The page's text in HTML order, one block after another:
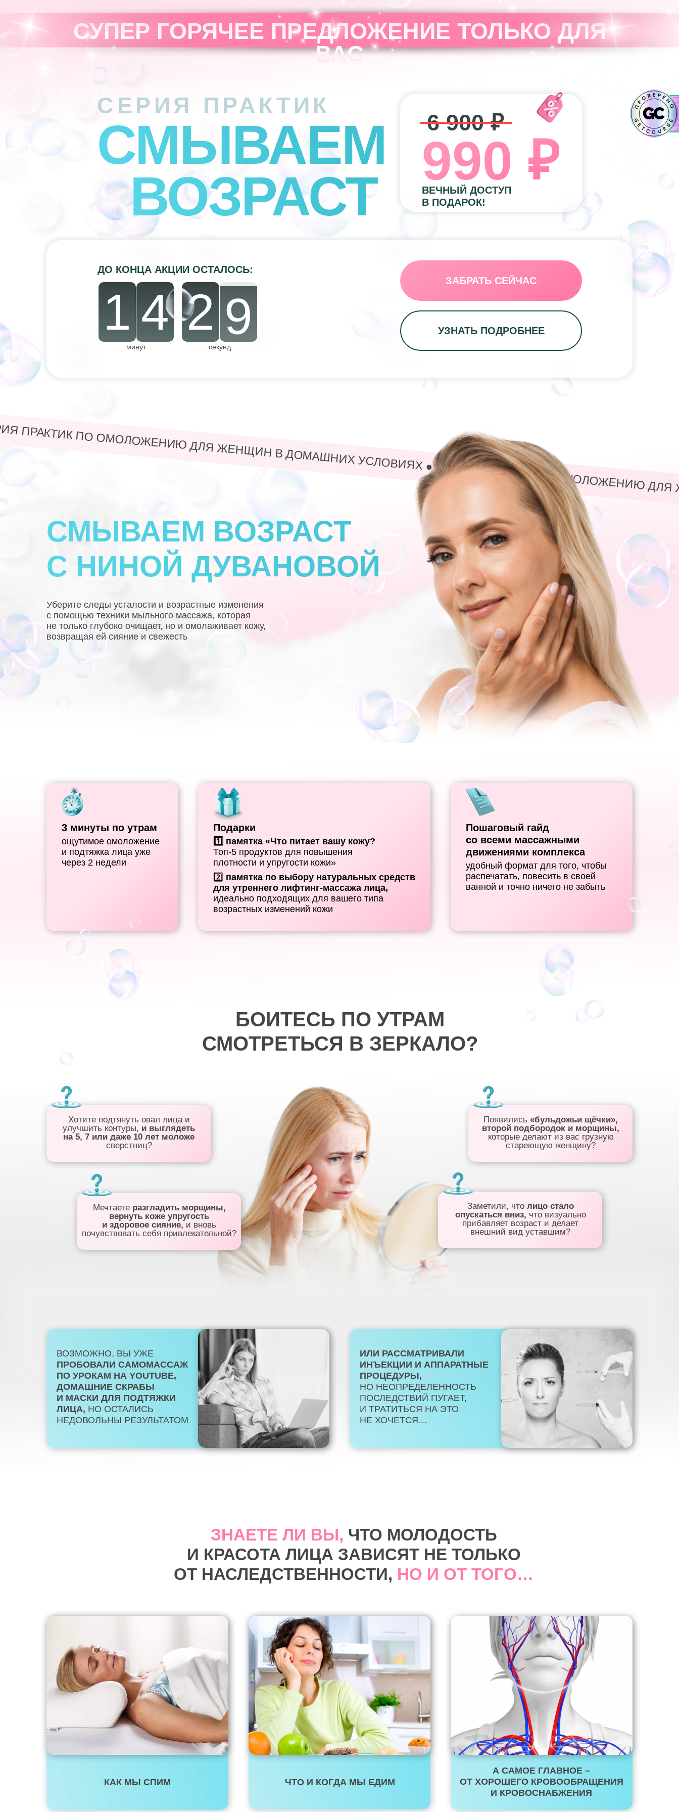
ВОЗРАСТ
СМЫВАЕМ
СЕРИЯ ПРАКТИК
ЗАБРАТЬ СЕЙЧАС
ВЕЧНЫЙ ДОСТУП
В ПОДАРОК!
ДО КОНЦА АКЦИИ ОСТАЛОСЬ:
14
минут
2
7
6
секунд
990 ₽
6 900 ₽
СУПЕР ГОРЯЧЕЕ ПРЕДЛОЖЕНИЕ ТОЛЬКО ДЛЯ
ВАС
УЗНАТЬ ПОДРОБНЕЕ
ПО ОМОЛОЖЕНИЮ ДЛЯ ЖЕНЩИН В ДОМАШНИХ УСЛОВИЯХ ● СЕРИЯ ПРАКТИК ПО
СМЫВАЕМ ВОЗРАСТ
С НИНОЙ ДУВАНОВОЙ
Уберите следы усталости и возрастные изменения
с помощью техники мыльного массажа, которая
не только глубоко очищает, но и омолаживает кожу,
возвращая ей сияние и свежесть
3 минуты по утрам Подарки
Пошаговый гайд
со всеми массажными
движениями комплекса
ощутимое омоложение
и подтяжка лица уже
через 2 недели
1️⃣ памятка «Что питает вашу кожу?
Топ-5 продуктов для повышения
плотности и упругости кожи»
удобный формат для того, чтобы
распечатать, повесить в своей
ванной и точно ничего не забыть
2️⃣ памятка по выбору натуральных средств
для утреннего лифтинг-массажа лица,
идеально подходящих для вашего типа
возрастных изменений кожи
БОИТЕСЬ ПО УТРАМ
СМОТРЕТЬСЯ В ЗЕРКАЛО?
Появились «бульдожьи щёчки»,
второй подбородок и морщины,
которые делают из вас грузную
стареющую женщину?
Заметили, что лицо стало
опускаться вниз, что визуально
прибавляет возраст и делает
внешний вид уставшим?
ВОЗМОЖНО, ВЫ УЖЕ
ПРОБОВАЛИ САМОМАССАЖ
ПО УРОКАМ НА YOUTUBE,
ДОМАШНИЕ СКРАБЫ
И МАСКИ ДЛЯ ПОДТЯЖКИ
ЛИЦА, НО ОСТАЛИСЬ
НЕДОВОЛЬНЫ РЕЗУЛЬТАТОМ
ИЛИ РАССМАТРИВАЛИ
ИНЪЕКЦИИ И АППАРАТНЫЕ
ПРОЦЕДУРЫ,
НО НЕОПРЕДЕЛЕННОСТЬ
ПОСЛЕДСТВИЙ ПУГАЕТ,
И ТРАТИТЬСЯ НА ЭТО
НЕ ХОЧЕТСЯ…
Мечтаете разгладить морщины,
вернуть коже упругость
и здоровое сияние, и вновь
почувствовать себя привлекательной?
Хотите подтянуть овал лица и
улучшить контуры, и выглядеть
на 5, 7 или даже 10 лет моложе
сверстниц?
ЗНАЕТЕ ЛИ ВЫ, ЧТО МОЛОДОСТЬ
И КРАСОТА ЛИЦА ЗАВИСЯТ НЕ ТОЛЬКО
ОТ НАСЛЕДСТВЕННОСТИ, НО И ОТ ТОГО…
КАК МЫ СПИМ ЧТО И КОГДА МЫ ЕДИМ
А САМОЕ ГЛАВНОЕ –
ОТ ХОРОШЕГО КРОВООБРАЩЕНИЯ
И КРОВОСНАБЖЕНИЯ